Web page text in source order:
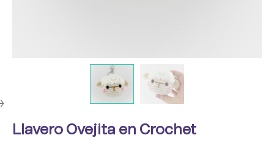
Llavero Ovejita en Crochet